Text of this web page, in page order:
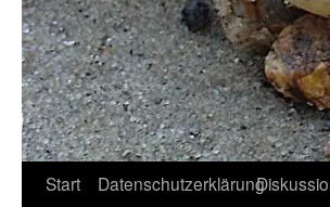
Start Datenschutzerklärung